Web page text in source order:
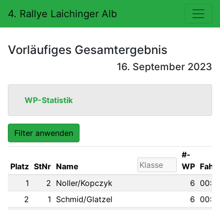
4. Rallye Laichinger Alb
Vorläufiges Gesamtergebnis
16. September 2023
WP-Statistik
Filter anwenden
Platz StNr Name
#-
WP
1
2 Noller/Kopczyk 6
2
1 Schmid/Glatzel 6